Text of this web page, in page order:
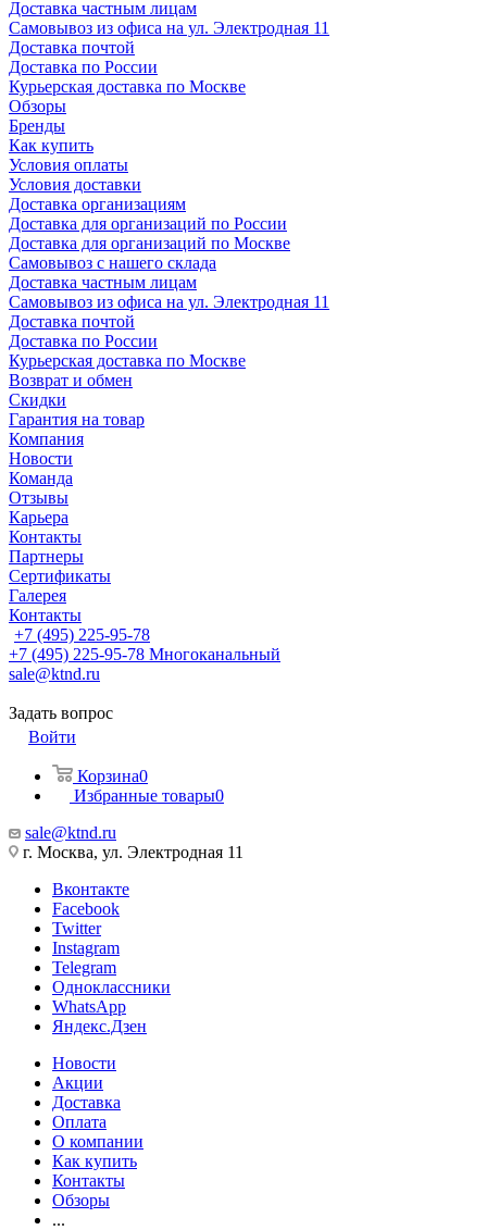
Доставка частным лицам
Самовывоз из офиса на ул. Электродная 11
Доставка почтой
Доставка по России
Курьерская доставка по Москве
Обзоры
Бренды
Как купить
Условия оплаты
Условия доставки
Доставка организациям
Доставка для организаций по России
Доставка для организаций по Москве
Самовывоз с нашего склада
Доставка частным лицам
Самовывоз из офиса на ул. Электродная 11
Доставка почтой
Доставка по России
Курьерская доставка по Москве
Возврат и обмен
Скидки
Гарантия на товар
Компания
Новости
Команда
Отзывы
Карьера
Контакты
Партнеры
Сертификаты
Галерея
Контакты
+7 (495) 225-95-78
+7 (495) 225-95-78 Многоканальный
sale@ktnd.ru
Задать вопрос
Войти
Корзина0
Избранные товары0
sale@ktnd.ru
г. Москва, ул. Электродная 11
Вконтакте
Facebook
Twitter
Instagram
Telegram
Одноклассники
WhatsApp
Яндекс.Дзен
Новости
Акции
Доставка
Оплата
О компании
Как купить
Контакты
Обзоры
...